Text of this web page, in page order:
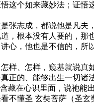
个如来藏妙法；证
志成，都说他是凡夫
，根本没有人要的，
，他也是不信的，所
、怎样，窥基就说真
的、能够出生一切
在心识里面，说祂
懂圣 玄奘菩萨（圣